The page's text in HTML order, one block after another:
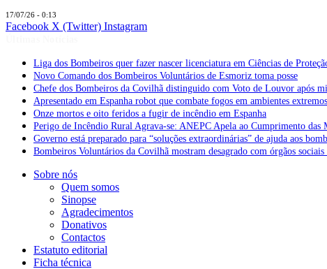
17/07/26 - 0:13
Facebook X (Twitter) Instagram
Liga dos Bombeiros quer fazer nascer licenciatura em Ciências de
Novo Comando dos Bombeiros Voluntários de Esmoriz toma posse
Chefe dos Bombeiros da Covilhã distinguido com Voto de Louvor após
Apresentado em Espanha robot que combate fogos em ambientes extremos
Onze mortos e oito feridos a fugir de incêndio em Espanha
Perigo de Incêndio Rural Agrava-se: ANEPC Apela ao Cumprimento das
Governo está preparado para “soluções extraordinárias” de ajuda aos
Bombeiros Voluntários da Covilhã mostram desagrado com órgãos
Sobre nós
Quem somos
Sinopse
Agradecimentos
Donativos
Contactos
Estatuto editorial
Ficha técnica